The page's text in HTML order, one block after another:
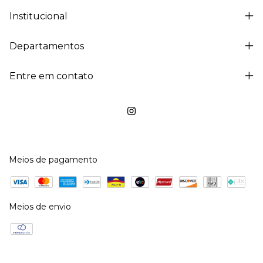
Institucional
Departamentos
Entre em contato
Meios de pagamento
Meios de envio